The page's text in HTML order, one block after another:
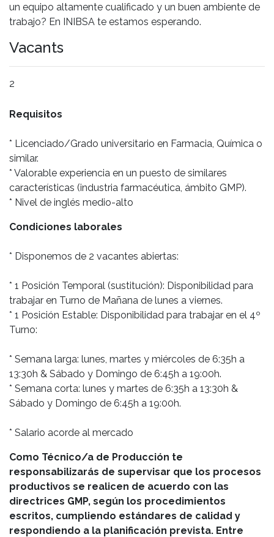
un equipo altamente cualificado y un buen ambiente de
trabajo? En INIBSA te estamos esperando.
Vacants
2
Requisitos
* Licenciado/Grado universitario en Farmacia, Química o
similar.
* Valorable experiencia en un puesto de similares
características (industria farmacéutica, ámbito GMP).
* Nivel de inglés medio-alto
Condiciones laborales
* Disponemos de 2 vacantes abiertas:
* 1 Posición Temporal (sustitución): Disponibilidad para
trabajar en Turno de Mañana de lunes a viernes.
* 1 Posición Estable: Disponibilidad para trabajar en el 4º
Turno:
* Semana larga: lunes, martes y miércoles de 6:35h a
13:30h & Sábado y Domingo de 6:45h a 19:00h.
* Semana corta: lunes y martes de 6:35h a 13:30h &
Sábado y Domingo de 6:45h a 19:00h.
* Salario acorde al mercado
Como Técnico/a de Producción te
responsabilizarás de supervisar que los procesos
productivos se realicen de acuerdo con las
directrices GMP, según los procedimientos
escritos, cumpliendo estándares de calidad y
respondiendo a la planificación prevista. Entre